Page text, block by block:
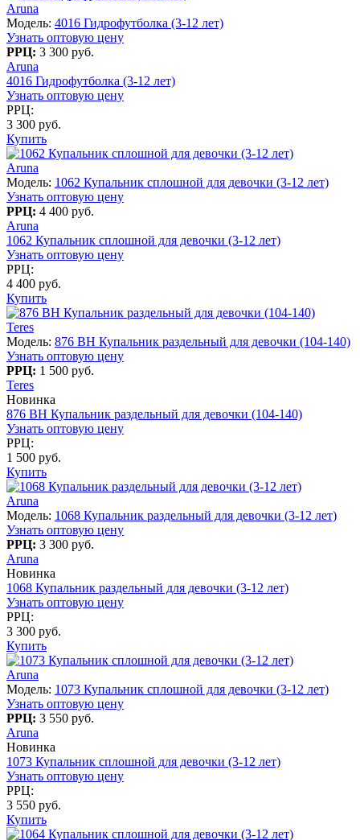
Aruna
Модель: 4016 Гидрофутболка (3-12 лет)
Узнать оптовую цену
РРЦ: 3 300 руб.
Aruna
4016 Гидрофутболка (3-12 лет)
Узнать оптовую цену
РРЦ:
3 300 руб.
Купить
Aruna
Модель: 1062 Купальник сплошной для девочки (3-12 лет)
Узнать оптовую цену
РРЦ: 4 400 руб.
Aruna
1062 Купальник сплошной для девочки (3-12 лет)
Узнать оптовую цену
РРЦ:
4 400 руб.
Купить
Teres
Модель: 876 BH Купальник раздельный для девочки (104-140)
Узнать оптовую цену
РРЦ: 1 500 руб.
Teres
Новинка
876 BH Купальник раздельный для девочки (104-140)
Узнать оптовую цену
РРЦ:
1 500 руб.
Купить
Aruna
Модель: 1068 Купальник раздельный для девочки (3-12 лет)
Узнать оптовую цену
РРЦ: 3 300 руб.
Aruna
Новинка
1068 Купальник раздельный для девочки (3-12 лет)
Узнать оптовую цену
РРЦ:
3 300 руб.
Купить
Aruna
Модель: 1073 Купальник сплошной для девочки (3-12 лет)
Узнать оптовую цену
РРЦ: 3 550 руб.
Aruna
Новинка
1073 Купальник сплошной для девочки (3-12 лет)
Узнать оптовую цену
РРЦ:
3 550 руб.
Купить